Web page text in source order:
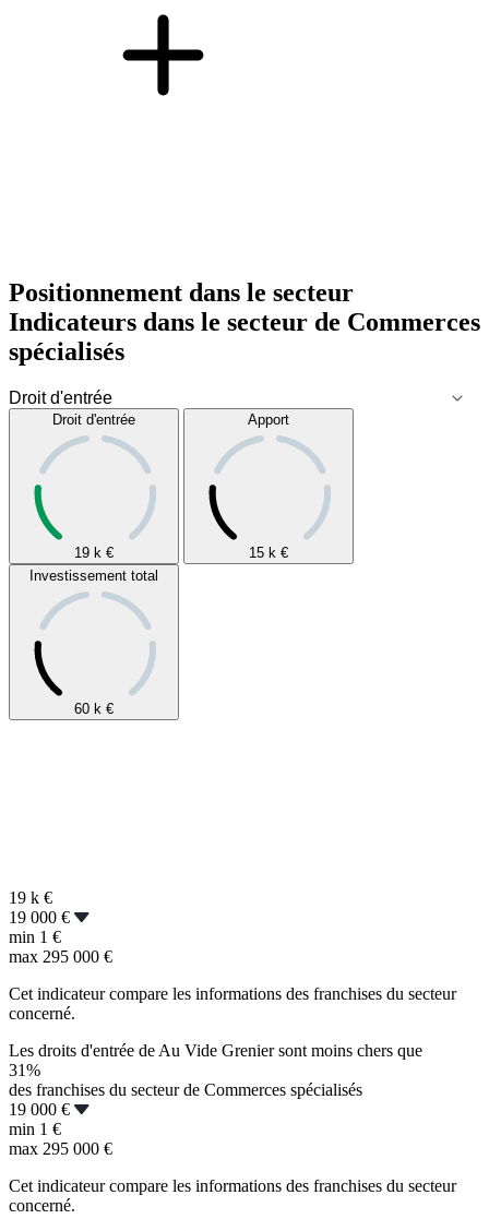
Positionnement dans le secteur
Indicateurs dans le secteur de Commerces
spécialisés
Droit d'entrée
19 k €
Apport
15 k €
Investissement total
60 k €
19 k €
19 000 €
min 1 €
max 295 000 €
Cet indicateur compare les informations des franchises du secteur
concerné.
Les droits d'entrée de Au Vide Grenier sont moins chers que
31%
des franchises du secteur de Commerces spécialisés
19 000 €
min 1 €
max 295 000 €
Cet indicateur compare les informations des franchises du secteur
concerné.